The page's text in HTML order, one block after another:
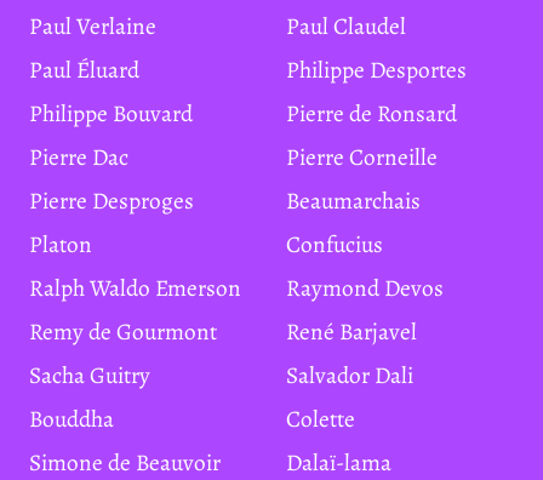
Paul Verlaine
Paul Claudel
Paul Éluard
Philippe Desportes
Philippe Bouvard
Pierre de Ronsard
Pierre Dac
Pierre Corneille
Pierre Desproges
Beaumarchais
Platon
Confucius
Ralph Waldo Emerson
Raymond Devos
Remy de Gourmont
René Barjavel
Sacha Guitry
Salvador Dali
Bouddha
Colette
Simone de Beauvoir
Dalaï-lama